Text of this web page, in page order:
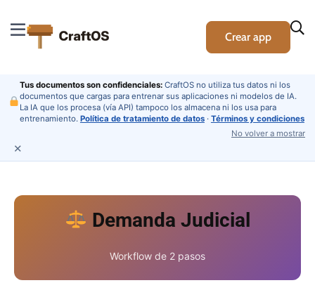
Crear app
Tus documentos son confidenciales:CraftOS no utiliza tus datos ni los
documentos que cargas para entrenar sus aplicaciones ni modelos de IA.
La IA que los procesa (vía API) tampoco los almacena ni los usa para
entrenamiento. Política de tratamiento de datos· Términos y condiciones
No volver a mostrar
✕
Demanda Judicial
Workflow de 2 pasos